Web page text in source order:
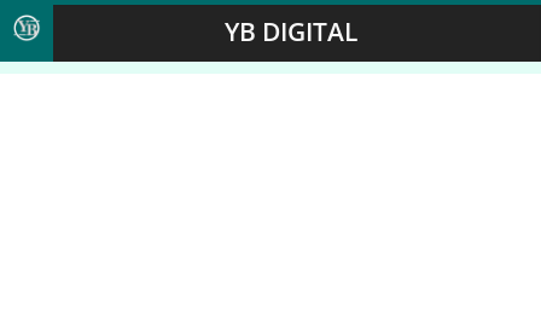
YB DIGITAL